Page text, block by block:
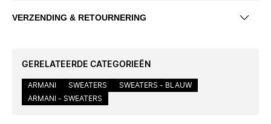
VERZENDING & RETOURNERING
GERELATEERDE CATEGORIEËN
ARMANI SWEATERS
SWEATERS - BLAUW
ARMANI - SWEATERS